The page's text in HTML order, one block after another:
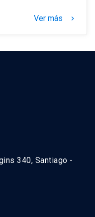
Ver más keyboard_arrow_right
340, Santiago -